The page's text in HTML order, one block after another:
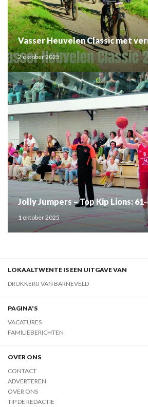
Vasser
2 oktober 2025
Jolly Jumpers – Top Kip Lions:
1 oktober 2025
LOKAALTWENTE IS EEN UITGAVE VAN
DRUKKERIJ VAN BARNEVELD
PAGINA'S
VACATURES
FAMILIEBERICHTEN
OVER ONS
CONTACT
ADVERTEREN
OVER ONS
TIP DE REDACTIE